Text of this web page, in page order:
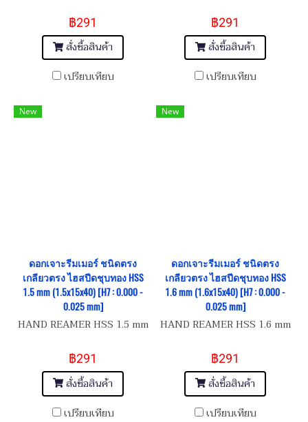
฿291
สั่งซื้อสินค้า
เปรียบเทียบ
฿291
สั่งซื้อสินค้า
เปรียบเทียบ
New
ดอกเจาะรีมเมอร์ ชนิดตรง
เกลียวตรง ไฮสปีดชุบทอง HSS
1.5 mm (1.5x15x40) [H7 : 0.000 -
0.025 mm]
HAND REAMER HSS 1.5 mm
฿291
สั่งซื้อสินค้า
เปรียบเทียบ
New
ดอกเจาะรีมเมอร์ ชนิดตรง
เกลียวตรง ไฮสปีดชุบทอง HSS
1.6 mm (1.6x15x40) [H7 : 0.000 -
0.025 mm]
HAND REAMER HSS 1.6 mm
฿291
สั่งซื้อสินค้า
เปรียบเทียบ